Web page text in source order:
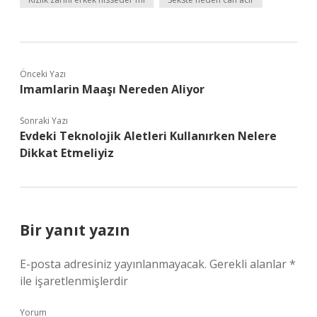
Önceki Yazı
Imamlarin Maaşı Nereden Aliyor
Sonraki Yazı
Evdeki Teknolojik Aletleri Kullanırken Nelere
Dikkat Etmeliyiz
Bir yanıt yazın
E-posta adresiniz yayınlanmayacak. Gerekli alanlar*
ile işaretlenmişlerdir
Yorum